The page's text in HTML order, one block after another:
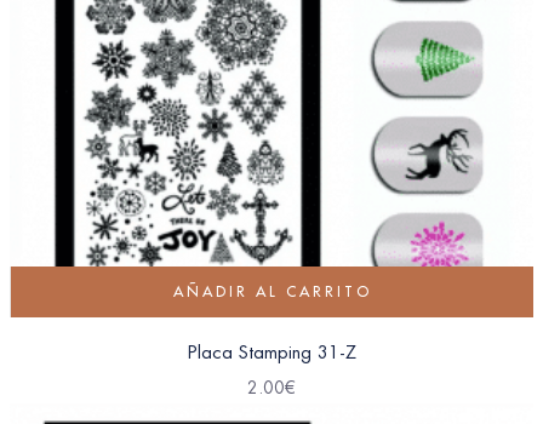
AÑADIR AL CARRITO
Placa Stamping 31-Z
2.00€